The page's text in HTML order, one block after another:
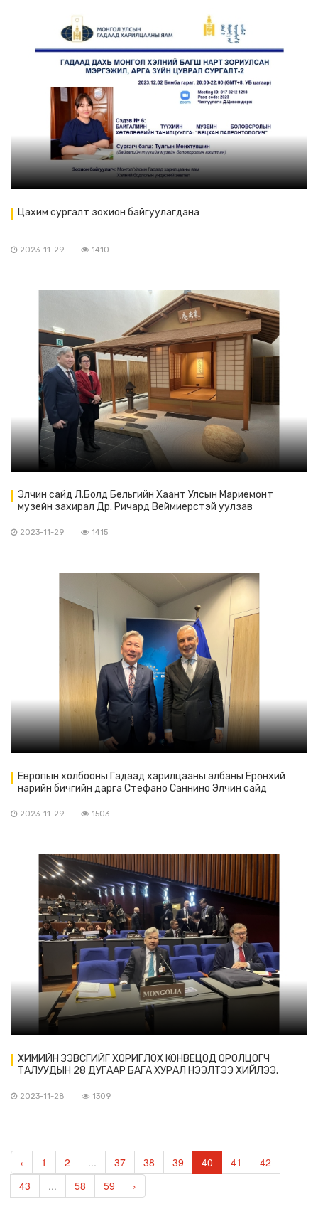
Цахим сургалт зохион байгуулагдана
2023-11-29 1410
Элчин сайд Л.Болд Бельгийн Хаант Улсын Мариемонт
музейн захирал Др. Ричард Веймиерстэй уулзав
2023-11-29 1415
Европын холбооны Гадаад харилцааны албаны Ерөнхий
нарийн бичгийн дарга Стефано Саннино Элчин сайд
2023-11-29 1503
ХИМИЙН ЗЭВСГИЙГ ХОРИГЛОХ КОНВЕЦОД ОРОЛЦОГЧ
ТАЛУУДЫН 28 ДУГААР БАГА ХУРАЛ НЭЭЛТЭЭ ХИЙЛЭЭ.
2023-11-28 1309
‹ 1 2 ... 37 38 39 40 41
42
43
... 58 59 ›